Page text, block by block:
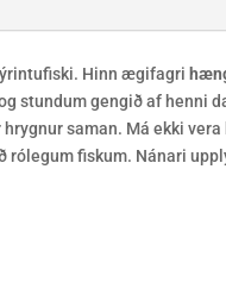
Hinn ægifagri
stundum gengið af henni
saman. Má ekki
rólegum fiskum. Nánari